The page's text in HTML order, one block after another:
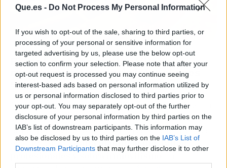
Que.es - Do Not Process My Personal Information
If you wish to opt-out of the sale, sharing to third parties, or
processing of your personal or sensitive information for
targeted advertising by us, please use the below opt-out
section to confirm your selection. Please note that after your
opt-out request is processed you may continue seeing
interest-based ads based on personal information utilized by
us or personal information disclosed to third parties prior to
your opt-out. You may separately opt-out of the further
disclosure of your personal information by third parties on the
IAB’s list of downstream participants. This information may
also be disclosed by us to third parties on the IAB’s List of
Downstream Participants that may further disclose it to other
El mal de fondo: plantillas
menguantes y administraciones
sordas
No es casualidad que esta protesta coincida con
la huelga general que los médicos mantienen
por el rechazo al estatuto marco. El diagnóstico
es compartido:falta planificación, faltan
profesionales y sobra inmovilismo